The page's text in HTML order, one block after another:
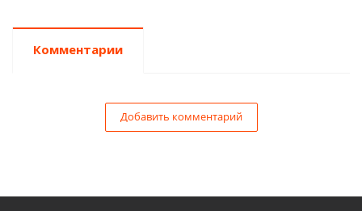
Комментарии
Добавить комментарий